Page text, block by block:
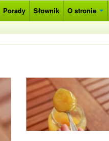
Porady Słownik O stronie